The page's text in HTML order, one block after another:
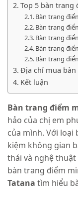
Top 5 bàn trang
Bàn trang
Bàn trang
Bàn trang
Bàn trang
Bàn trang
Địa chỉ mua
Kết luận
Bàn trang điểm
hảo của chị em
của mình. Với
kiệm không gian
thái và nghệ
bàn trang điểm
Tatana tìm hiểu